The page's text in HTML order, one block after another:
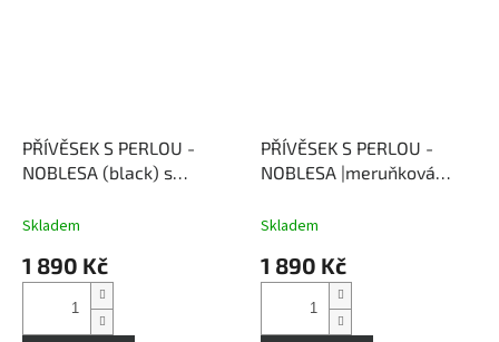
PŘÍVĚSEK S PERLOU -
NOBLESA (black) s
Skladem
1 890 Kč
PŘÍVĚSEK S PERLOU -
NOBLESA |meruňková
cm
Skladem
1 890 Kč